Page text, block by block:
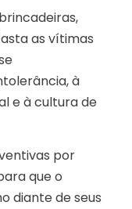
as vítimas
à
e à cultura de
por
que o
diante de seus